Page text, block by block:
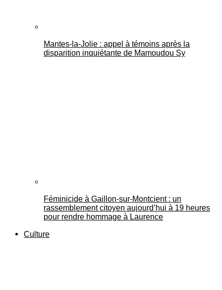
Mantes-la-Jolie : appel à témoins après la
disparition inquiétante de Mamoudou Sy
Féminicide à Gaillon‑sur‑Montcient : un
rassemblement citoyen aujourd’hui à 19 heures
pour rendre hommage à Laurence
Culture